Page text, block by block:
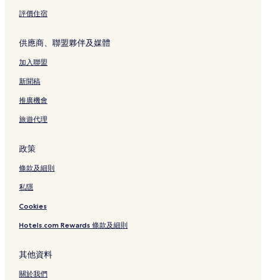
評價住宿
供應商、聯盟夥伴及媒體
加入聯盟
新聞稿
推廣機會
旅遊代理
政策
條款及細則
私隱
Cookies
Hotels.com Rewards 條款及細則
其他資料
關於我們